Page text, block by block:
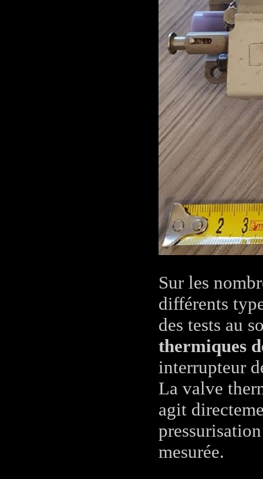
Sur les
différents
des tests au
thermiques
interrupteur
La valve
agit
mesurée.